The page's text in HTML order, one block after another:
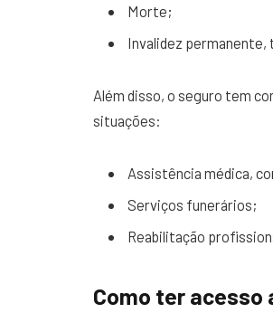
Morte;
Invalidez permanente,
Além disso, o seguro tem
situações:
Assistência médica,
Serviços funerários;
Reabilitação
Como ter acesso